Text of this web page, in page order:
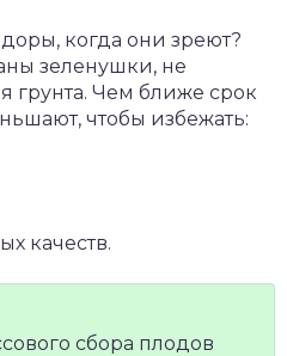
когда они зреют?
зеленушки, не
грунта. Чем ближе срок
чтобы избежать:
качеств.
сбора плодов